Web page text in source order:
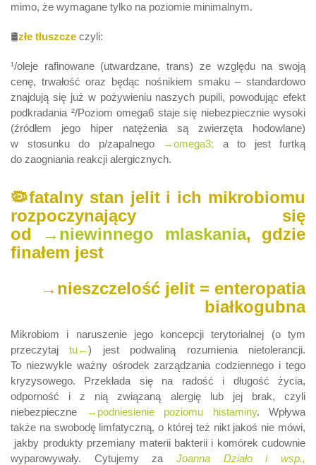
mimo, że wymagane tylko na poziomie minimalnym.
🛢złe tłuszcze czyli:
¹/oleje rafinowane (utwardzane, trans) ze względu na swoją
cenę, trwałość oraz będąc nośnikiem smaku – standardowo
znajdują się już w pożywieniu naszych pupili, powodując efekt
podkradania ²/Poziom omega6 staje się niebezpiecznie wysoki
(źródłem jego hiper natężenia są zwierzęta hodowlane)
w stosunku do p/zapalnego
→omega3; a to jest furtką
do zaogniania reakcji alergicznych.
🦠fatalny stan jelit i ich mikrobiomu
rozpoczynający się
od
→niewinnego mlaskania, gdzie
finałem jest
→nieszczelość jelit = enteropatia
białkogubna
Mikrobiom i naruszenie jego koncepcji terytorialnej (o tym
przeczytajtu←) jest podwaliną rozumienia nietolerancji.
To niezwykle ważny ośrodek zarządzania codziennego i tego
kryzysowego. Przekłada się na radość i długość życia,
odporność i z nią związaną alergię lub jej brak, czyli
niebezpieczne
→podniesienie poziomu histaminy. Wpływa
także na swobodę limfatyczną, o której też nikt jakoś nie mówi,
jakby produkty przemiany materii bakterii i komórek cudownie
wyparowywały. Cytujemy za Joanna Działo i wsp.,